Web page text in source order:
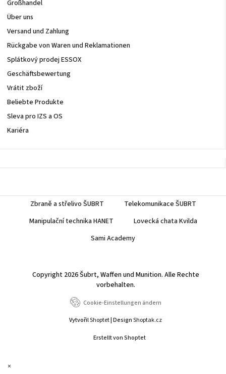
Großhandel
Über uns
Versand und Zahlung
Rückgabe von Waren und Reklamationen
Splátkový prodej ESSOX
Geschäftsbewertung
Vrátit zboží
Beliebte Produkte
Sleva pro IZS a OS
Kariéra
Zbraně a střelivo ŠUBRT
Telekomunikace ŠUBRT
Manipulační technika HANET
Lovecká chata Kvilda
Sami Academy
Erstellt von Shoptet
Copyright 2026Šubrt, Waffen und Munition. Alle Rechte
vorbehalten.
Cookie-Einstellungen ändern
VytvořilShoptet | DesignShoptak.cz
×